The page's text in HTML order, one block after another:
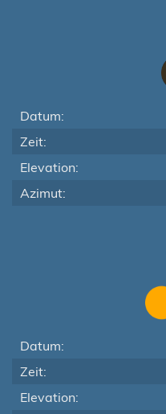
Datum:
Zeit:
Elevation:
Azimut:
Datum:
Zeit:
Elevation: